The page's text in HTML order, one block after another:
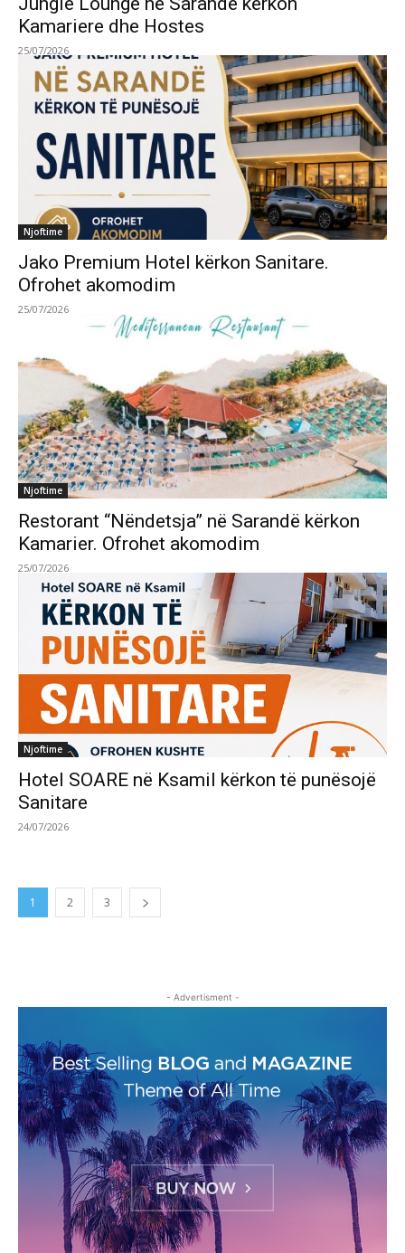
Kamariere dhe Hostes
25/07/2026
Njoftime
Jako Premium Hotel kërkon Sanitare.
Ofrohet akomodim
25/07/2026
Njoftime
Restorant “Nëndetsja” në Sarandë kërkon
Kamarier. Ofrohet akomodim
25/07/2026
Njoftime
Hotel SOARE në Ksamil kërkon të punësojë
Sanitare
24/07/2026
1 2 3
- Advertisment -